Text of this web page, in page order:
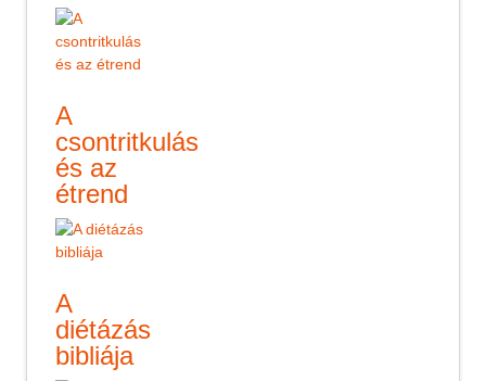
A
csontritkulás
és az
étrend
A
diétázás
bibliája